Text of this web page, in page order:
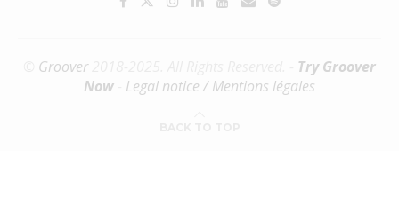
Groover2018-2025. All Rights Reserved. - Try Groover
Now
Legal notice / Mentions légales